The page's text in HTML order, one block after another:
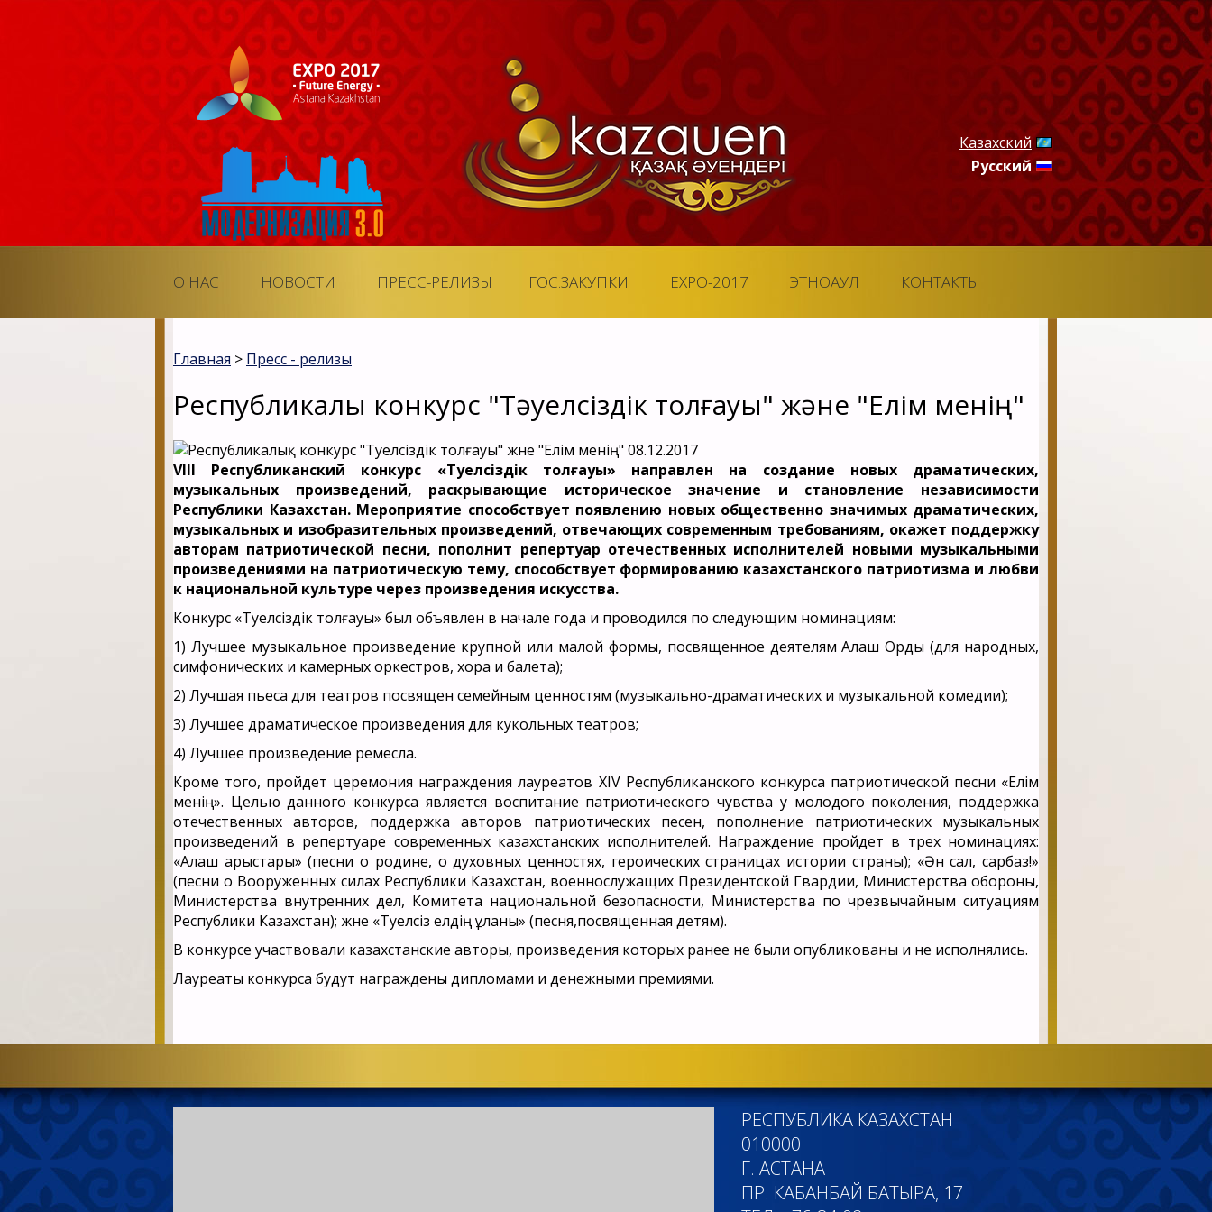
Казахский
Русский
О НАС НОВОСТИ ПРЕСС-РЕЛИЗЫ ГОС.ЗАКУПКИ EXPO-2017 ЭТНОАУЛ КОНТАКТЫ
Главная > Пресс - релизы
Республикалық конкурс "Тәуелсіздік толғауы" және "Елім менің"
08.12.2017
VIII Республиканский конкурс «Тәуелсіздік толғауы» направлен на создание новых драматических,
музыкальных произведений, раскрывающие историческое значение и становление независимости
Республики Казахстан. Мероприятие способствует появлению новых общественно значимых драматических,
музыкальных и изобразительных произведений, отвечающих современным требованиям, окажет поддерж­ку
авторам патриотической песни, пополнит репертуар отечественных исполнителей новыми музыкальными
произведениями на патриотическую тему, способствует формированию казахстанского патриотизма и любви
к национальной культуре через произведения искусства.
Конкурс «Тәуелсіздік толғауы» был объявлен в начале года и проводился по следующим номинациям:
1) Лучшее музыкальное произведение крупной или малой формы, посвященное деятелям Алаш Орды (для народных,
симфонических и камерных оркестров, хора и балета);
2) Лучшая пьеса для театров посвящен семейным ценностям (музыкально-драматических и музыкальной комедии);
3) Лучшее драматическое произведения для кукольных театров;
4) Лучшее произведение ремесла.
Кроме того, пройдет церемония награждения лауреатов XIV Республиканского конкурса патриотической песни «Елім
менің». Целью данного конкурса является воспитание патриотического чувства у молодого поколения, поддержка
отечественных авторов, поддержка авторов патриотических песен, пополнение патриотических музыкальных
произведений в репертуаре современных казахстанских исполнителей. Награждение пройдет в трех номинациях:
«Алаш арыстары» (песни о родине, о духовных ценностях, героических страницах истории страны); «Ән сал, сарбаз!»
(песни о Вооруженных силах Республики Казахстан, военнослужащих Президентской Гвардии, Министерства обороны,
Министерства внутренних дел, Комитета национальной безопасности, Министерства по чрезвычайным ситуациям
Республики Казахстан); және «Тәуелсіз елдің ұланы» (песня,посвященная детям).
В конкурсе участвовали казахстанские авторы, произведения которых ранее не были опубликованы и не исполнялись.
Лауреаты конкурса будут награждены дипломами и денежными премиями.
РЕСПУБЛИКА КАЗАХСТАН
010000
Г. АСТАНА
ПР. КАБАНБАЙ БАТЫРА, 17